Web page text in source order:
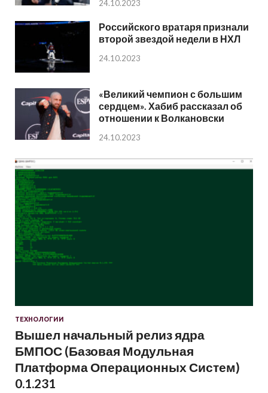
24.10.2023
Российского вратаря признали
второй звездой недели в НХЛ
24.10.2023
«Великий чемпион с большим
сердцем». Хабиб рассказал об
отношении к Волкановски
24.10.2023
ТЕХНОЛОГИИ
Вышел начальный релиз ядра
БМПОС (Базовая Модульная
Платформа Операционных Систем)
0.1.231